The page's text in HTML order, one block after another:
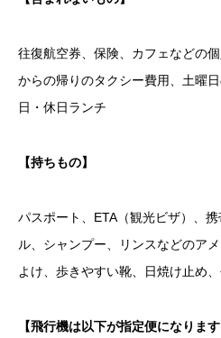
往復航空券、保険、カフェなどの
からの帰りのタクシー費用、土曜
日・休日ランチ
【持ちもの】
パスポート、ETA（観光ビザ）、
ル、シャンプー、リンスなどのア
よけ、歩きやすい靴、日焼け止め
【飛行機は以下が指定便になります